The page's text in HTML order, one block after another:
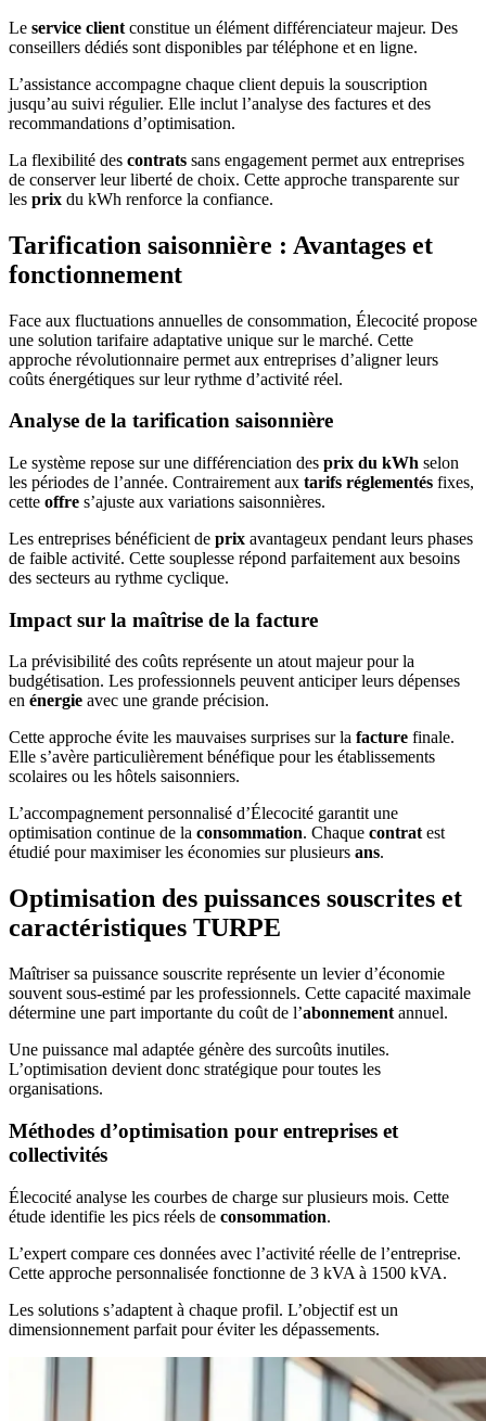
Le service client constitue un élément différenciateur majeur. Des
conseillers dédiés sont disponibles par téléphone et en ligne.
L’assistance accompagne chaque client depuis la souscription
jusqu’au suivi régulier. Elle inclut l’analyse des factures et des
recommandations d’optimisation.
La flexibilité des contrats sans engagement permet aux entreprises
de conserver leur liberté de choix. Cette approche transparente sur
les prix du kWh renforce la confiance.
Tarification saisonnière : Avantages et
fonctionnement
Face aux fluctuations annuelles de consommation, Élecocité propose
une solution tarifaire adaptative unique sur le marché. Cette
approche révolutionnaire permet aux entreprises d’aligner leurs
coûts énergétiques sur leur rythme d’activité réel.
Analyse de la tarification saisonnière
Le système repose sur une différenciation des prix du kWh selon
les périodes de l’année. Contrairement aux tarifs réglementés fixes,
cette offre s’ajuste aux variations saisonnières.
Les entreprises bénéficient de prix avantageux pendant leurs phases
de faible activité. Cette souplesse répond parfaitement aux besoins
des secteurs au rythme cyclique.
Impact sur la maîtrise de la facture
La prévisibilité des coûts représente un atout majeur pour la
budgétisation. Les professionnels peuvent anticiper leurs dépenses
en énergie avec une grande précision.
Cette approche évite les mauvaises surprises sur la facture finale.
Elle s’avère particulièrement bénéfique pour les établissements
scolaires ou les hôtels saisonniers.
L’accompagnement personnalisé d’Élecocité garantit une
optimisation continue de la consommation. Chaque contratest
étudié pour maximiser les économies sur plusieurs ans.
Optimisation des puissances souscrites et
caractéristiques TURPE
Maîtriser sa puissance souscrite représente un levier d’économie
souvent sous-estimé par les professionnels. Cette capacité maximale
détermine une part importante du coût de l’abonnement annuel.
Une puissance mal adaptée génère des surcoûts inutiles.
L’optimisation devient donc stratégique pour toutes les
organisations.
Méthodes d’optimisation pour entreprises et
collectivités
Élecocité analyse les courbes de charge sur plusieurs mois. Cette
étude identifie les pics réels de consommation.
L’expert compare ces données avec l’activité réelle de l’entreprise.
Cette approche personnalisée fonctionne de 3 kVA à 1500 kVA.
Les solutions s’adaptent à chaque profil. L’objectif est un
dimensionnement parfait pour éviter les dépassements.